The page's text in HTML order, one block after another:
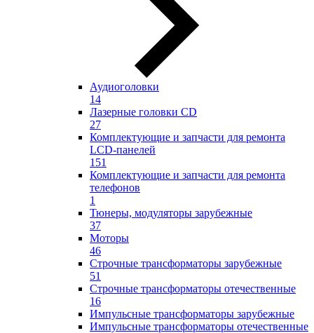
Аудиоголовки
14
Лазерные головки CD
27
Комплектующие и запчасти для ремонта
LCD-панелей
151
Комплектующие и запчасти для ремонта
телефонов
1
Тюнеры, модуляторы зарубежные
37
Моторы
46
Строчные трансформаторы зарубежные
51
Строчные трансформаторы отечественные
16
Импульсные трансформаторы зарубежные
Импульсные трансформаторы отечественные